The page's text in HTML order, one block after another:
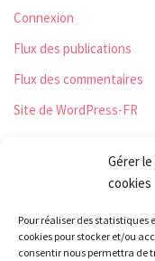
Gérer
cookies
Pour réaliser des statistiques
cookies pour stocker et/ou
consentir nous permettra de
Connexion
Flux des publications
Flux des commentaires
Site de WordPress-FR
Le Relais
21 rue Peurière